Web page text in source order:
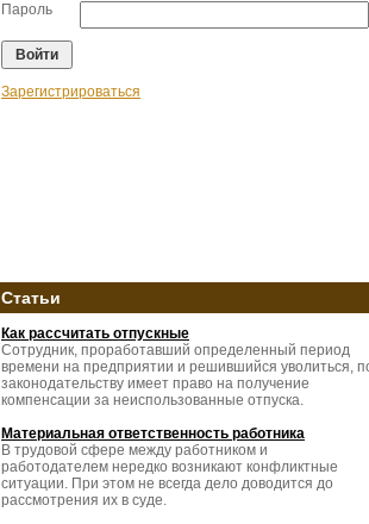
Пароль
Зарегистрироваться
Статьи
Как рассчитать отпускные
Сотрудник, проработавший определенный период
времени на предприятии и решившийся уволиться,
законодательству имеет право на получение
компенсации за неиспользованные отпуска.
Материальная ответственность работника
В трудовой сфере между работником и
работодателем нередко возникают конфликтные
ситуации. При этом не всегда дело доводится до
рассмотрения их в суде.